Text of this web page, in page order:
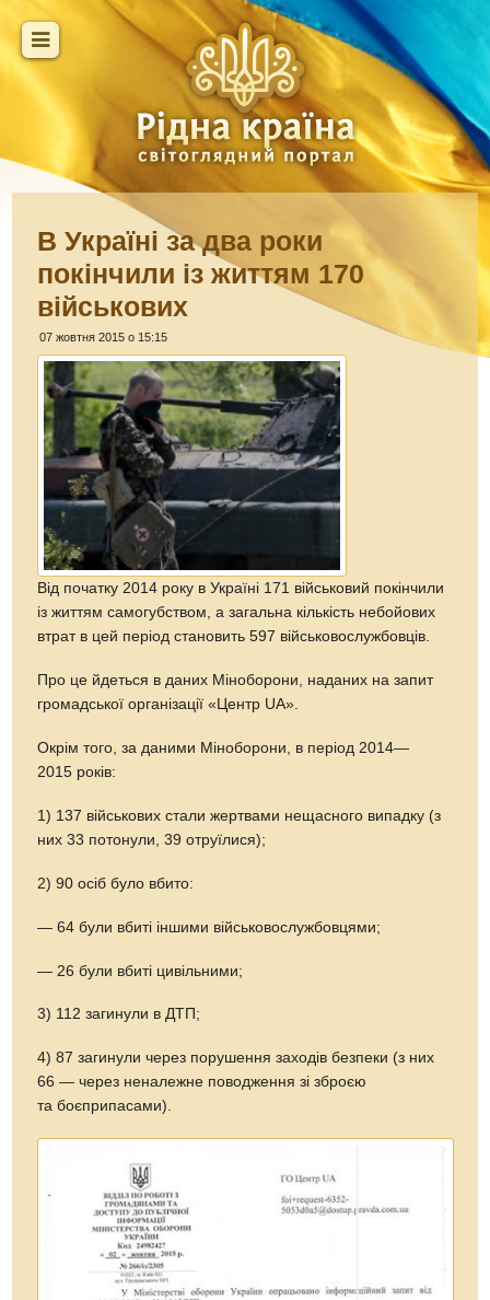
В Україні за два роки
покінчили із життям 170
військових
07 жовтня 2015 о 15:15
Від початку 2014 року в Україні 171 військовий покінчили
із життям самогубством, а загальна кількість небойових
втрат в цей період становить 597 військовослужбовців.
Про це йдеться в даних Міноборони, наданих на запит
громадської організації «Центр UA».
Окрім того, за даними Міноборони, в період 2014—
2015 років:
1) 137 військових стали жертвами нещасного випадку (з
них 33 потонули, 39 отруїлися);
2) 90 осіб було вбито:
— 64 були вбиті іншими військовослужбовцями;
— 26 були вбиті цивільними;
3) 112 загинули в ДТП;
4) 87 загинули через порушення заходів безпеки (з них
66 — через неналежне поводження зі зброєю
та боєприпасами).